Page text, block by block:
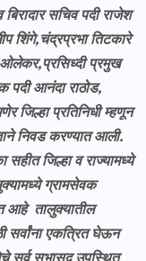
सचिव पदी राजेश
शिंगे,चंद्रप्रभा तिटकारे
ओलेकर,प्रसिध्दी प्रमुख
पदी आनंदा राठोड,
जिल्हा प्रतिनिधी म्हणून
निवड करण्यात आली.
जिल्हा व राज्यामध्ये
ग्रामसेवक
आहे तालुक्यातील
सर्वांना एकत्रित घेऊन